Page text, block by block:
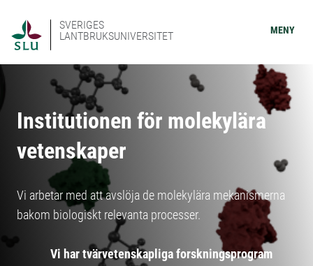
SVERIGES
LANTBRUKSUNIVERSITET
MENY
Institutionen för molekylära
vetenskaper
Vi arbetar med att avslöja de molekylära mekanismerna
bakom biologiskt relevanta processer.
Vi har tvärvetenskapliga forskningsprogram